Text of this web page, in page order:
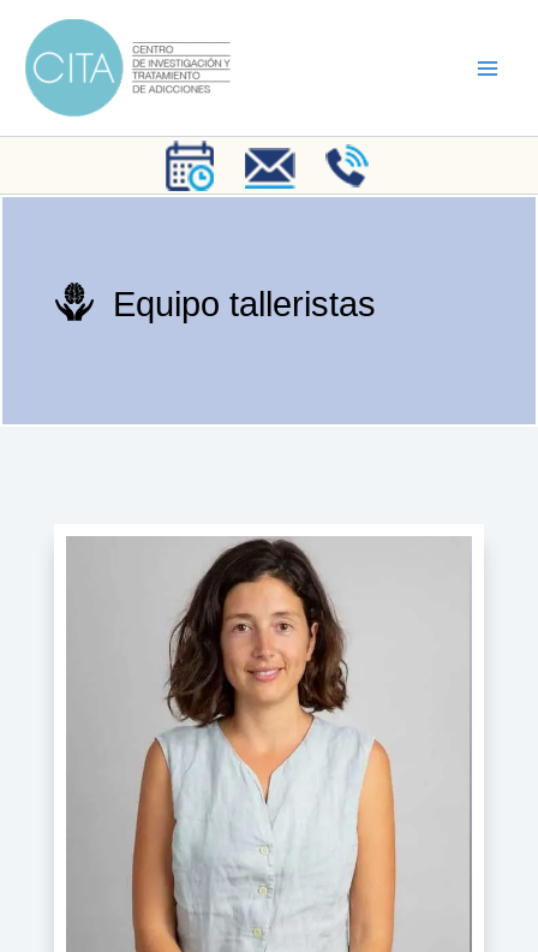
contenido
Equipo talleristas